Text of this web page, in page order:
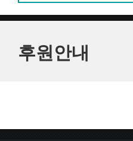
후원안내